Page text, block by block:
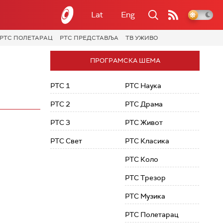
Lat Eng
РТС ПОЛЕТАРАЦ РТС ПРЕДСТАВЉА ТВ УЖИВО
ПРОГРАМСКА ШЕМА
РТС 1
РТС 2
РТС 3
РТС Свет
РТС Наука
РТС Драма
РТС Живот
РТС Класика
РТС Коло
РТС Трезор
РТС Музика
РТС Полетарац